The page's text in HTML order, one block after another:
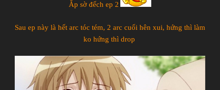
Ắp sờ đếch ep 2
Sau ep này là hết arc tóc tém, 2 arc cuối hên xui, hứng thì làm
ko hứng thì drop